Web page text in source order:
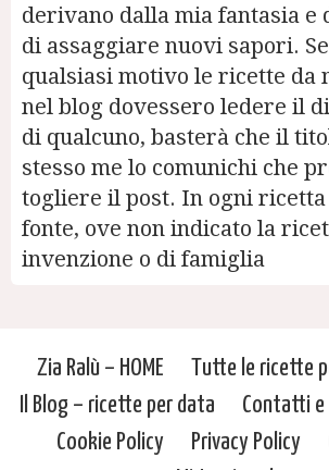
derivano dalla mia fantasia e
di assaggiare nuovi sapori.
qualsiasi motivo le ricette da
nel blog dovessero ledere il
di qualcuno, basterà che il
stesso me lo comunichi che
togliere il post. In ogni
fonte, ove non indicato la
invenzione o di famiglia
Zia Ralù – HOME
Tutte le ricette
Il Blog – ricette per data
Contatti e
Cookie Policy
Privacy Policy